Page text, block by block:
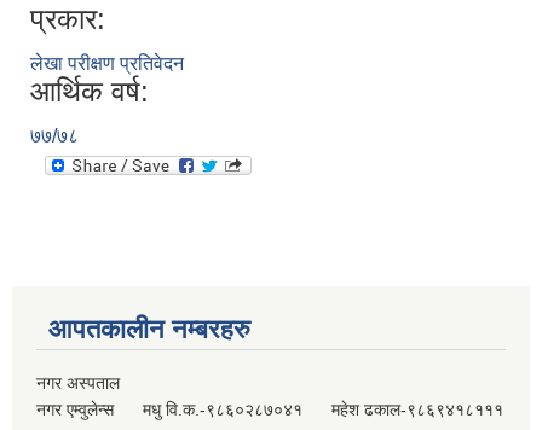
प्रकार:
लेखा परीक्षण प्रतिवेदन
आर्थिक वर्ष:
७७/७८
आपतकालीन नम्बरहरु
नगर अस्पताल
नगर एम्वुलेन्स मधु वि.क.-९८६०२८७०४१ महेश ढकाल-९८६९४१८१११